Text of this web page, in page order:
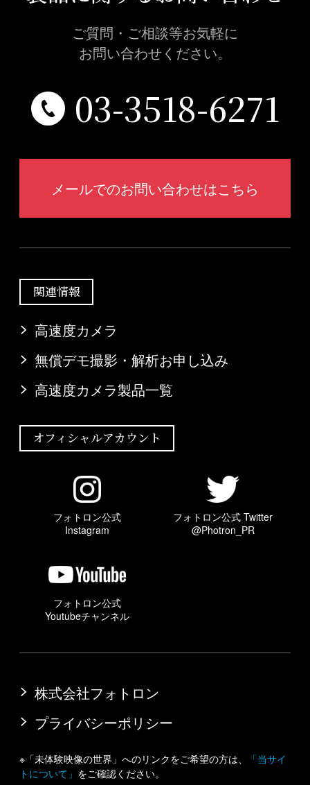
ご質問・ご相談等お気軽に
お問い合わせください。
03-3518-6271
メールでのお問い合わせはこちら
関連情報
高速度カメラ
無償デモ撮影・解析お申し込み
高速度カメラ製品一覧
オフィシャルアカウント
フォトロン公式
Instagram
フォトロン公式 Twitter
@Photron_PR
フォトロン公式
Youtubeチャンネル
株式会社フォトロン
プライバシーポリシー
※「未体験映像の世界」へのリンクをご希望の方は、
「当サイ
トについて」 をご確認ください。